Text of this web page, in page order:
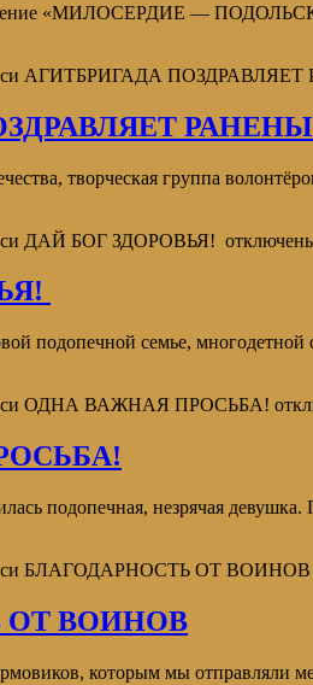
«МИЛОСЕРДИЕ — ПОДОЛЬСК»
АГИТБРИГАДА
творческая группа
ДАЙ БОГ ЗДОРОВЬЯ!
подопечной семье, многодетной
ОДНА ВАЖНАЯ ПРОСЬБА!
подопечная, незрячая
БЛАГОДАРНОСТЬ ОТ ВОИНОВ
ОТ ВОИНОВ
которым мы отправляли